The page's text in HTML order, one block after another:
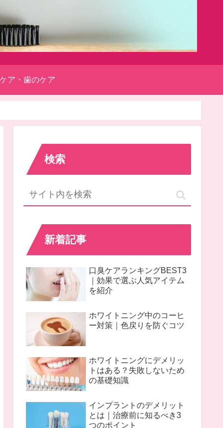
ア・歯のケア
検索
新着記事
口臭ケアランキングBEST3
｜効果で選ぶ人気アイテム
を紹介
ホワイトニング中のコーヒ
ー対策｜色戻りを防ぐコツ
ホワイトニングにデメリッ
トはある？失敗しないため
の基礎知識
インプラントのデメリット
とは｜治療前に知るべき3
つのポイント